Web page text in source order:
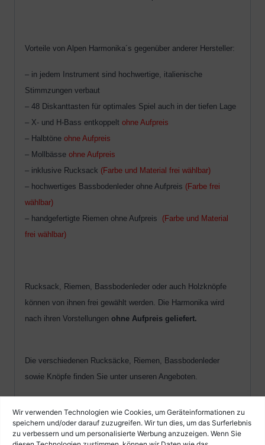
Wir verwenden Technologien wie Cookies, um Geräteinformationen zu
speichern und/oder darauf zuzugreifen. Wir tun dies, um das Surferlebnis
zu verbessern und um personalisierte Werbung anzuzeigen. Wenn Sie
Vorteile von Alpen Harmonika´s gegenüber anderer Hersteller:
– in jedem Instrument sind hochwertige, italienische
Stimmzungen verbaut
– 48 Diskanttasten für optimales Spiel auch in der tiefen Lage
– X- und H-Bass entkoppelt ohne Aufpreis
– Halbtöne ohne Aufpreis
– Mollbässe ohne Aufpreis
– inklusive Rucksack (Farbe und Material frei wählbar)
– hochwertiges Bassbodenleder ohne Aufpreis (Farbe frei
wählbar)
– handgefertigte Riemen ohne Aufpreis (Farbe und Material
frei wählbar)
Rucksack, Riemen, Bassbodenleder oder auch Holzknöpfe
können von ihnen frei gewählt werden. Die Harmonika wird
nach ihren Vorstellungen ohne Aufpreis geliefert.
Die verschiedenen Rucksäcke, Riemen, Bassbodenleder
sowie Knöpfe finden Sie unter unseren Angeboten.
Unsere Alpen Harmonika´s bieten das beste
Preisleistungsverhältnis auf dem gesamten Markt!